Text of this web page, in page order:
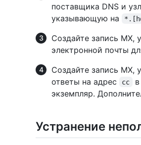
поставщика DNS и
указывающую на
Создайте запись
электронной почты
Создайте запись
ответы на адрес
cc
экземпляр.
Устранение